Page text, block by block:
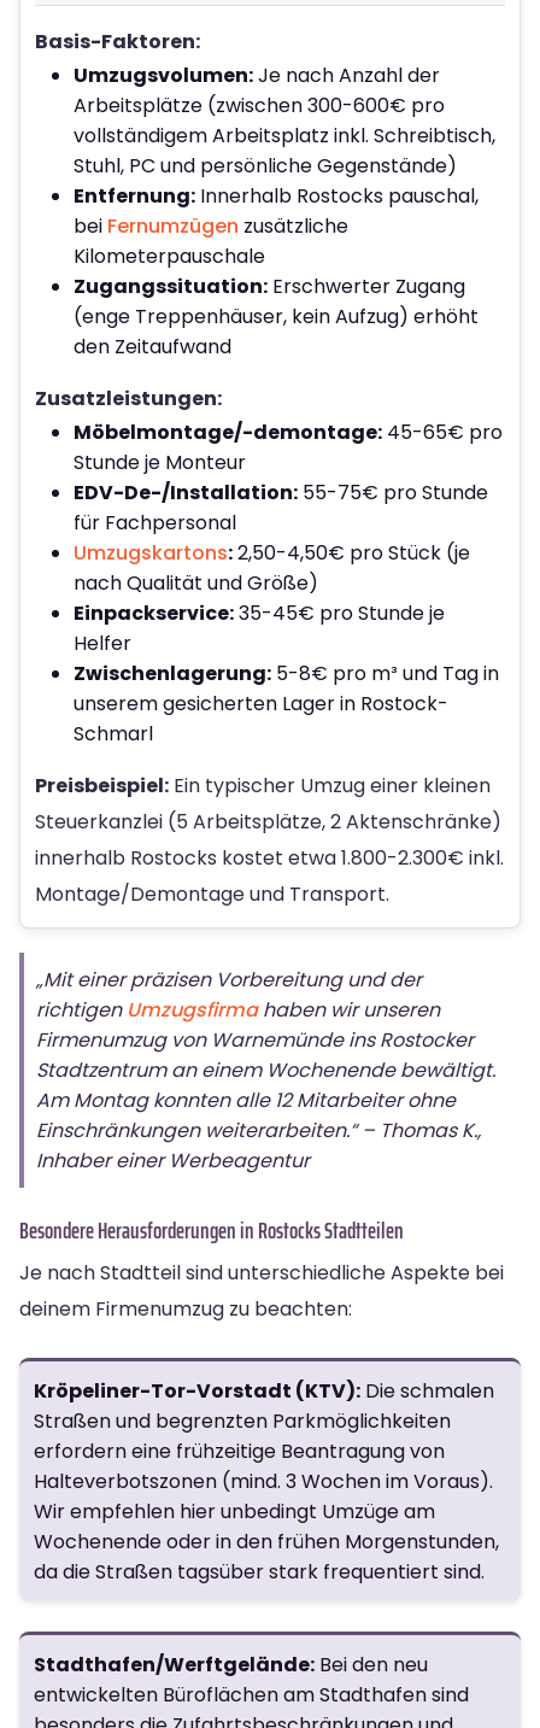
Basis-Faktoren:
Umzugsvolumen:Je nach Anzahl der
Arbeitsplätze (zwischen 300-600€ pro
vollständigem Arbeitsplatz inkl. Schreibtisch,
Stuhl, PC und persönliche Gegenstände)
Entfernung: Innerhalb Rostocks pauschal,
bei Fernumzügen zusätzliche
Kilometerpauschale
Zugangssituation: Erschwerter Zugang
(enge Treppenhäuser, kein Aufzug) erhöht
den Zeitaufwand
Zusatzleistungen:
Möbelmontage/-demontage: 45-65€ pro
Stunde je Monteur
EDV-De-/Installation: 55-75€ pro Stunde
für Fachpersonal
Umzugskartons:2,50-4,50€ pro Stück (je
nach Qualität und Größe)
Einpackservice:35-45€ pro Stunde je
Helfer
Zwischenlagerung: 5-8€ pro m³ und Tag in
unserem gesicherten Lager in Rostock-
Schmarl
Preisbeispiel: Ein typischer Umzug einer kleinen
Steuerkanzlei (5 Arbeitsplätze, 2 Aktenschränke)
innerhalb Rostocks kostet etwa 1.800-2.300€ inkl.
Montage/Demontage und Transport.
„Mit einer präzisen Vorbereitung und der
richtigen Umzugsfirmahaben wir unseren
Firmenumzug von Warnemünde ins Rostocker
Stadtzentrum an einem Wochenende bewältigt.
Am Montag konnten alle 12 Mitarbeiter ohne
Einschränkungen weiterarbeiten.“ – Thomas K.,
Inhaber einer Werbeagentur
Besondere Herausforderungen in Rostocks Stadtteilen
Je nach Stadtteil sind unterschiedliche Aspekte bei
deinem Firmenumzug zu beachten:
Kröpeliner-Tor-Vorstadt (KTV): Die schmalen
Straßen und begrenzten Parkmöglichkeiten
erfordern eine frühzeitige Beantragung von
Halteverbotszonen (mind. 3 Wochen im Voraus).
Wir empfehlen hier unbedingt Umzüge am
Wochenende oder in den frühen Morgenstunden,
da die Straßen tagsüber stark frequentiert sind.
Stadthafen/Werftgelände: Bei den neu
entwickelten Büroflächen am Stadthafen sind